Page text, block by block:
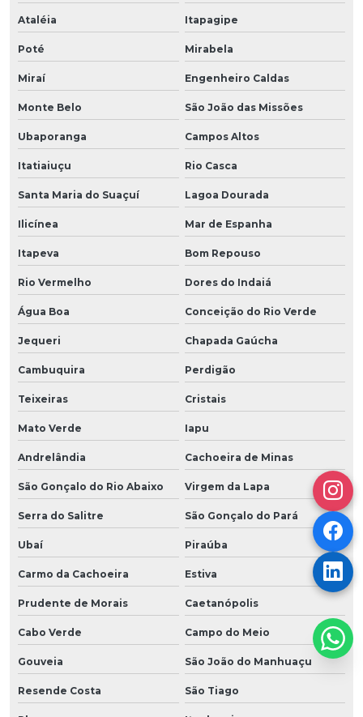
Ataléia Itapagipe
Poté Mirabela
Miraí Engenheiro Caldas
Monte Belo São João das Missões
Ubaporanga Campos Altos
Itatiaiuçu Rio Casca
Santa Maria do Suaçuí Lagoa Dourada
Ilicínea Mar de Espanha
Itapeva Bom Repouso
Rio Vermelho Dores do Indaiá
Água Boa Conceição do Rio Verde
Jequeri Chapada Gaúcha
Cambuquira Perdigão
Teixeiras Cristais
Mato Verde Iapu
Andrelândia Cachoeira de Minas
São Gonçalo do Rio Abaixo Virgem da Lapa
Serra do Salitre São Gonçalo do Pará
Ubaí Piraúba
Carmo da Cachoeira Estiva
Prudente de Morais Caetanópolis
Cabo Verde Campo do Meio
Gouveia São João do Manhuaçu
Resende Costa São Tiago